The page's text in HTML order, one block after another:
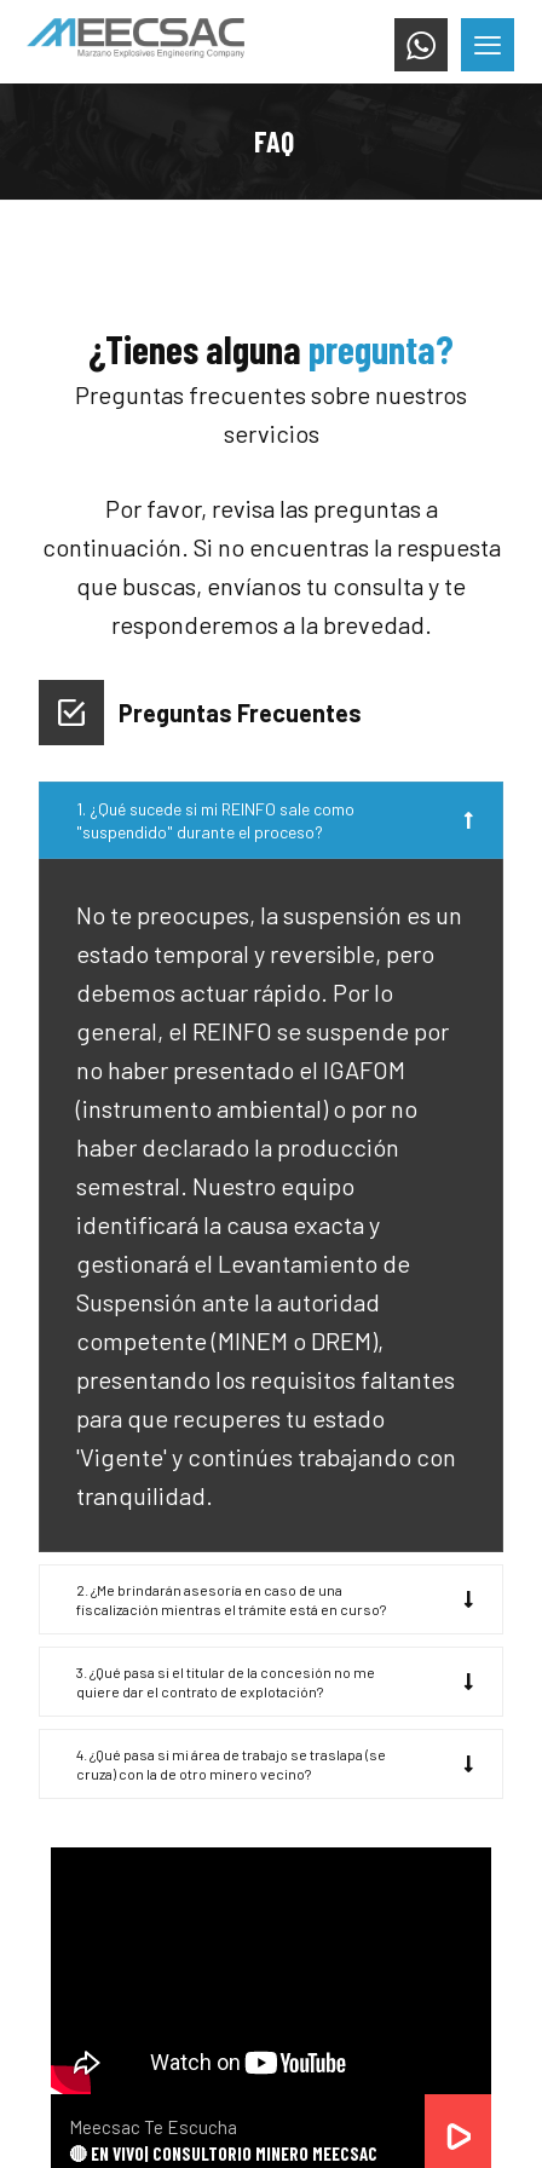
FAQ
¿Tienes alguna pregunta?
Preguntas frecuentes sobre nuestros
servicios
Por favor, revisa las preguntas a
continuación. Si no encuentras la respuesta
que buscas, envíanos tu consulta y te
responderemos a la brevedad.
Preguntas Frecuentes
1. ¿Qué sucede si mi REINFO sale como
"suspendido" durante el proceso?
No te preocupes, la suspensión es un
estado temporal y reversible, pero
debemos actuar rápido. Por lo
general, el REINFO se suspende por
no haber presentado el IGAFOM
(instrumento ambiental) o por no
haber declarado la producción
semestral. Nuestro equipo
identificará la causa exacta y
gestionará el Levantamiento de
Suspensión ante la autoridad
competente (MINEM o DREM),
presentando los requisitos faltantes
para que recuperes tu estado
'Vigente' y continúes trabajando con
tranquilidad.
2. ¿Me brindarán asesoría en caso de una
fiscalización mientras el trámite está en curso?
3. ¿Qué pasa si el titular de la concesión no me
quiere dar el contrato de explotación?
4. ¿Qué pasa si mi área de trabajo se traslapa (se
cruza) con la de otro minero vecino?
Meecsac Te Escucha
🔴 EN VIVO| CONSULTORIO MINERO MEECSAC